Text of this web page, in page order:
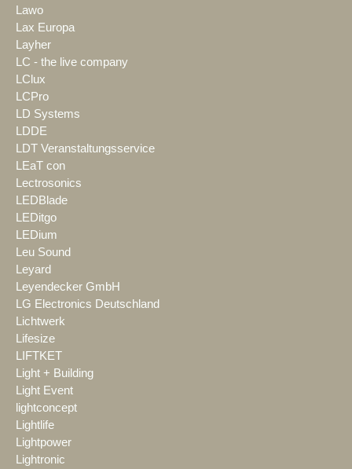
Lawo
Lax Europa
Layher
LC - the live company
LClux
LCPro
LD Systems
LDDE
LDT Veranstaltungsservice
LEaT con
Lectrosonics
LEDBlade
LEDitgo
LEDium
Leu Sound
Leyard
Leyendecker GmbH
LG Electronics Deutschland
Lichtwerk
Lifesize
LIFTKET
Light + Building
Light Event
lightconcept
Lightlife
Lightpower
Lightronic